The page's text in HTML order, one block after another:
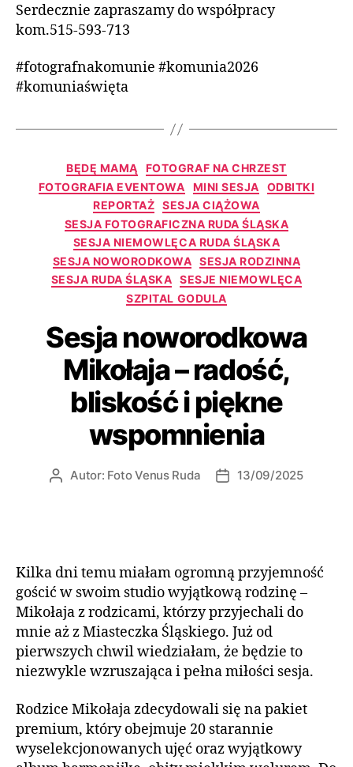
Serdecznie zapraszamy do współpracy
kom.515-593-713
#fotografnakomunie #komunia2026
#komuniaświęta
BĘDĘ MAMĄ
FOTOGRAF NA CHRZEST
FOTOGRAFIA EVENTOWA
MINI SESJA
ODBITKI
REPORTAŻ
SESJA CIĄŻOWA
SESJA FOTOGRAFICZNA RUDA ŚLĄSKA
SESJA NIEMOWLĘCA RUDA ŚLĄSKA
SESJA NOWORODKOWA
SESJA RODZINNA
SESJA RUDA ŚLĄSKA
SESJE NIEMOWLĘCA
SZPITAL GODULA
Sesja noworodkowa
Mikołaja – radość,
bliskość i piękne
wspomnienia
Autor: Foto Venus Ruda 13/09/2025
Kilka dni temu miałam ogromną przyjemność
gościć w swoim studio wyjątkową rodzinę –
Mikołaja z rodzicami, którzy przyjechali do
mnie aż z Miasteczka Śląskiego. Już od
pierwszych chwil wiedziałam, że będzie to
niezwykle wzruszająca i pełna miłości sesja.
Rodzice Mikołaja zdecydowali się na pakiet
premium, który obejmuje 20 starannie
wyselekcjonowanych ujęć oraz wyjątkowy